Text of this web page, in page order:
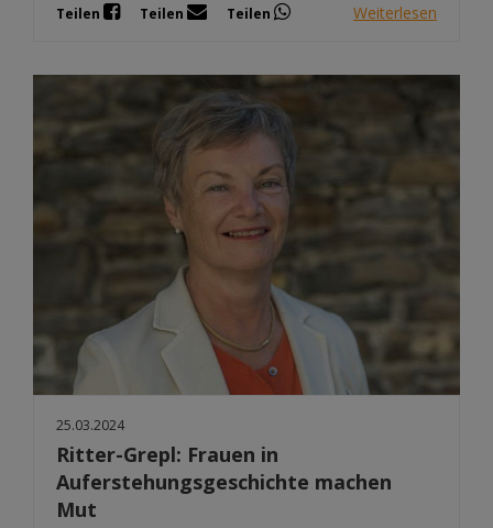
Teilen Teilen Teilen Weiterlesen
25.03.2024
Ritter-Grepl: Frauen in
Auferstehungsgeschichte machen
Mut